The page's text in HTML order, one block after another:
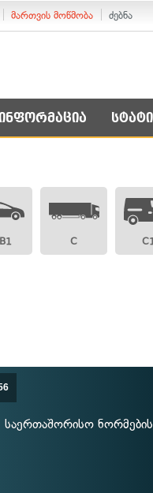
მართვის მოწმობა ძებნა
C
საერთაშორისო